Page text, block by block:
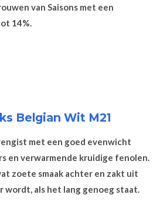
van Saisons met een
14%.
Belgian Wit M21
met een goed evenwicht
en verwarmende kruidige fenolen.
zoete smaak achter en zakt uit
als het lang genoeg staat.